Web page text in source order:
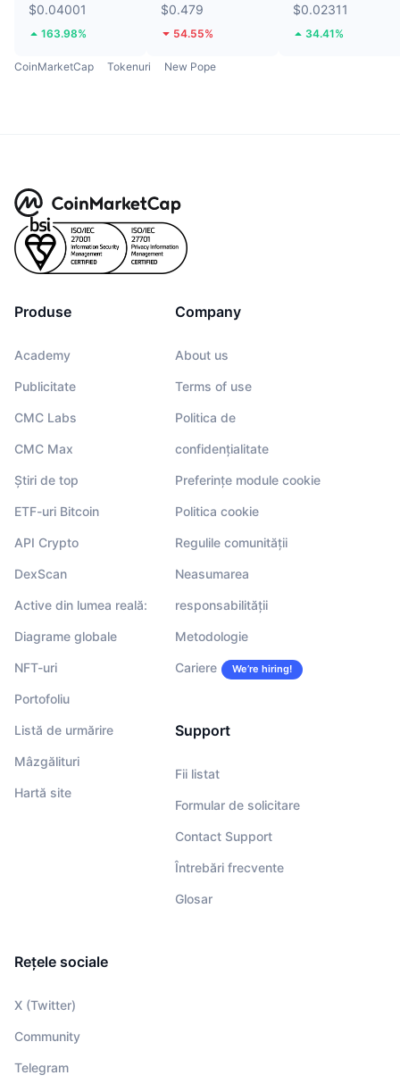
$0.04001
163.98%
$0.479
54.55%
$0.02311
34.41%
CoinMarketCap Tokenuri New Pope
Produse
Academy
Publicitate
CMC Labs
CMC Max
Știri de top
ETF-uri Bitcoin
API Crypto
DexScan
Active din lumea reală:
Diagrame globale
NFT-uri
Portofoliu
Listă de urmărire
Mâzgălituri
Hartă site
Company
About us
Terms of use
Politica de
confidențialitate
Preferințe module cookie
Politica cookie
Regulile comunității
Neasumarea
responsabilității
Metodologie
Cariere We’re hiring!
Support
Fii listat
Formular de solicitare
Contact Support
Întrebări frecvente
Glosar
Rețele sociale
X (Twitter)
Community
Telegram